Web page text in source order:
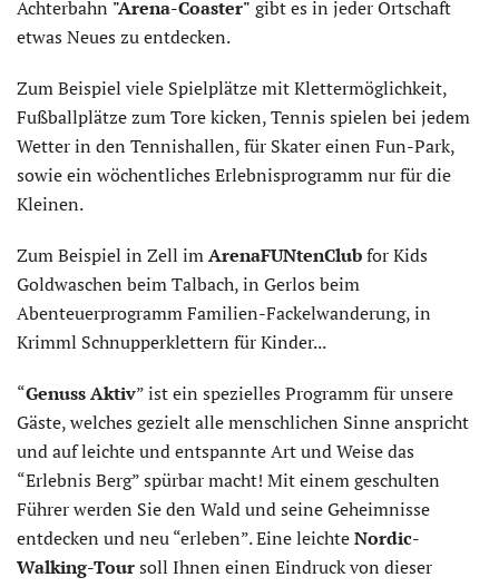
Achterbahn "Arena-Coaster" gibt es in jeder Ortschaft
etwas Neues zu entdecken.
Zum Beispiel viele Spielplätze mit Klettermöglichkeit,
Fußballplätze zum Tore kicken, Tennis spielen bei jedem
Wetter in den Tennishallen, für Skater einen Fun-Park,
sowie ein wöchentliches Erlebnisprogramm nur für die
Kleinen.
Zum Beispiel in Zell imArenaFUNtenClubfor Kids
Goldwaschen beim Talbach, in Gerlos beim
Abenteuerprogramm Familien-Fackelwanderung, in
Krimml Schnupperklettern für Kinder...
“Genuss Aktiv” ist ein spezielles Programm für unsere
Gäste, welches gezielt alle menschlichen Sinne anspricht
und auf leichte und entspannte Art und Weise das
“Erlebnis Berg” spürbar macht! Mit einem geschulten
Führer werden Sie den Wald und seine Geheimnisse
entdecken und neu “erleben”. Eine leichteNordic-
Walking-Toursoll Ihnen einen Eindruck von dieser